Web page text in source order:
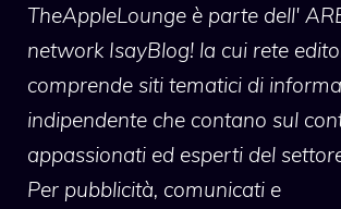
TheAppleLounge è parte dell'
network IsayBlog! la cui rete
comprende siti tematici di
indipendente che contano sul
appassionati ed esperti del
Per pubblicità, comunicati e